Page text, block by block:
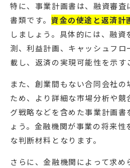
特に、事業計画書は、融資審査
書類です。 資金の使途と返済計
しましょう。具体的には、融資
測、利益計画、キャッシュフ
載し、返済の実現可能性を示す
また、創業間もない合同会社
ため、より詳細な市場分析や競
グ戦略などを含めた事業計画書
ょう。金融機関が事業の将来性
な判断材料となります。
さらに、金融機関によって求